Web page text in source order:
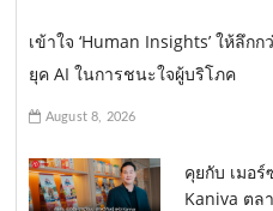
เข้าใจ ‘Human Insights’ ให้ลึ
ยุค AI ในการชนะใจผู้บริโภค
August 8, 2026
คุยกับ เมอ
Kaniva ตล